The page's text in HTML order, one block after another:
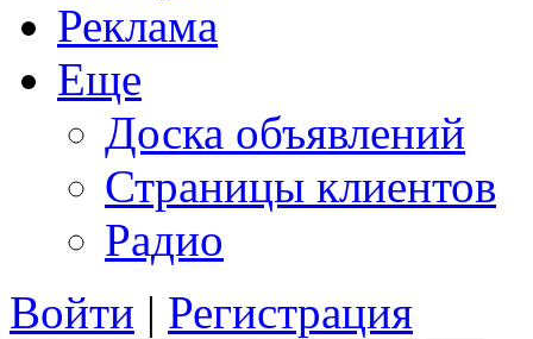
Реклама
Еще
Доска объявлений
Страницы клиентов
Радио
Войти | Регистрация